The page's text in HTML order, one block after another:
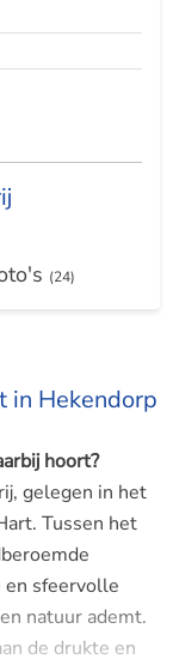
(24)
in Hekendorp
hoort?
gelegen in het
Tussen het
en sfeervolle
natuur ademt.
de drukte en